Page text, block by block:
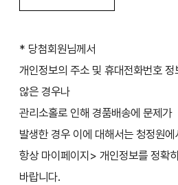
* 당첨회원님께서
개인정보의 주소 및 휴대전화번호 정
않은 경우나
관리소홀로 인해 경품배송에 문제가
발생한 경우 이에 대해서는 청정원
항상 마이페이지> 개인정보를 정확
바랍니다.